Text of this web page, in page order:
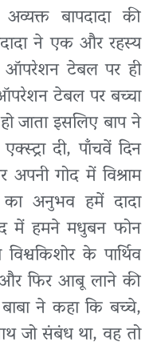
बापदादा की
ने एक और रहस्य
ऑपरेशन टेबल पर ही
टेबल पर बच्चा
जाता इसलिए बाप ने
दी, पाँचवें दिन
गोद में विश्राम
का अनुभव हमें दादा
में हमने मधुबन फोन
के पार्थिव
और फिर आबू लाने की
बाबा ने कहा कि बच्चे,
जो संबंध था, वह तो